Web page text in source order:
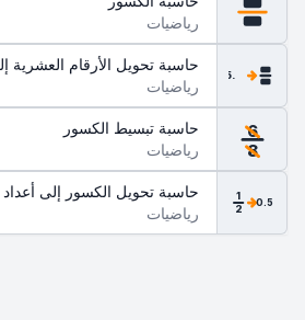
رياضيات
.5
حاسبة تحويل الأرقام العشرية
رياضيات
6
8
حاسبة تبسيط الكسور
رياضيات
1
2 0.5
حاسبة تحويل الكسور إلى
رياضيات